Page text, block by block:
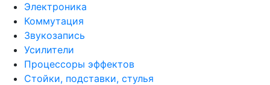
Электроника
Коммутация
Звукозапись
Усилители
Процессоры эффектов
Стойки, подставки, стулья